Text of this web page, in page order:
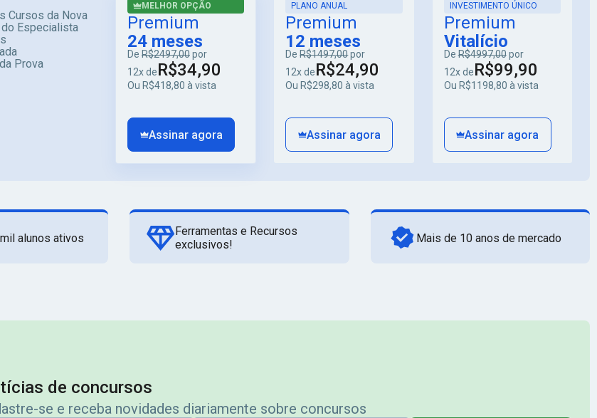
Cursos da Nova
Especialista
Prova
MELHOR OPÇÃO
Premium
24 meses
De R$2497,00por
12x deR$34,90
Ou R$418,80 à vista
Assinar agora
PLANO ANUAL
Premium
12 meses
DeR$1497,00por
12x deR$24,90
Ou R$298,80 à vista
Assinar agora
INVESTIMENTO ÚNICO
Premium
Vitalício
DeR$4997,00por
12x deR$99,90
Ou R$1198,80 à vista
Assinar agora
alunos ativos
Ferramentas e Recursos
exclusivos!
Mais de 10 anos de mercado
de concursos
se e receba novidades diariamente sobre concursos